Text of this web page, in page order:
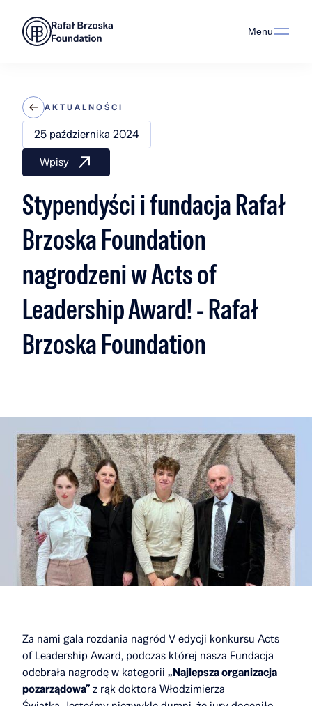
Menu
AKTUALNOŚCI
25 października 2024
Wpisy
Stypendyści i fundacja Rafał
Brzoska Foundation
nagrodzeni w Acts of
Leadership Award! - Rafał
Brzoska Foundation
Za nami gala rozdania nagród V edycji konkursu Acts
of Leadership Award, podczas której nasza Fundacja
odebrała nagrodę w kategorii „Najlepsza organizacja
pozarządowa”z rąk doktora Włodzimierza